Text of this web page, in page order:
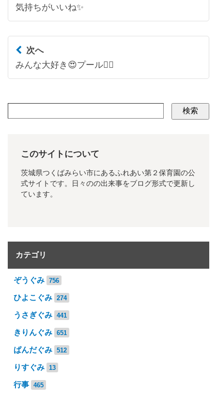
気持ちがいいね✨
次へ
みんな大好き😍プール🏊‍♀️
検索
このサイトについて
茨城県つくばみらい市にあるふれあい第２保育園の公
式サイトです。日々のの出来事をブログ形式で更新し
ています。
カテゴリ
ぞうぐみ 756
ひよこぐみ 274
うさぎぐみ 441
きりんぐみ 651
ぱんだぐみ 512
りすぐみ 13
行事 465